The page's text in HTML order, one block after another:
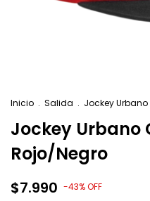
Inicio . Salida . Jockey
Jockey Urbano
Rojo/Negro
$7.990 -43%OFF